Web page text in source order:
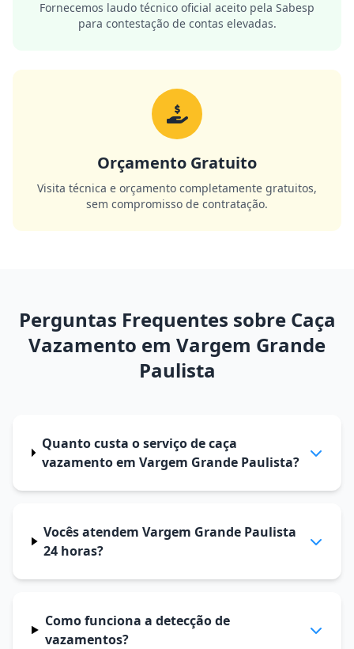
Fornecemos laudo técnico oficial aceito pela Sabesp
para contestação de contas elevadas.
Orçamento Gratuito
Visita técnica e orçamento completamente gratuitos,
sem compromisso de contratação.
Perguntas Frequentes sobre Caça
Vazamento em Vargem Grande
Paulista
Quanto custa o serviço de caça
vazamento em Vargem Grande Paulista?
Vocês atendem Vargem Grande Paulista
24 horas?
Como funciona a detecção de
vazamentos?